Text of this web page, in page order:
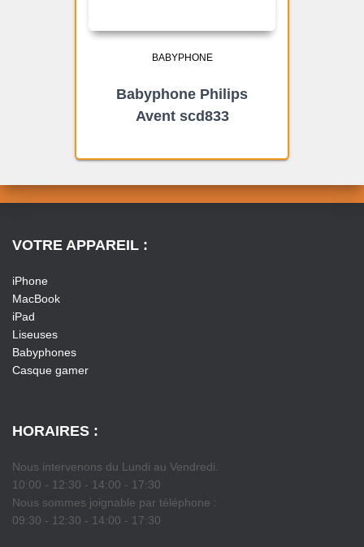
BABYPHONE
Babyphone Philips
Avent scd833
VOTRE APPAREIL :
iPhone
MacBook
iPad
Liseuses
Babyphones
Casque gamer
HORAIRES :
Nous intervenons du Lundi au Vendredi.
10:00 - 12:30 - 14:00 - 17:30
Nous sommes joignable par téléphone :
09:30 - 12:30 - 14:00 - 17:30